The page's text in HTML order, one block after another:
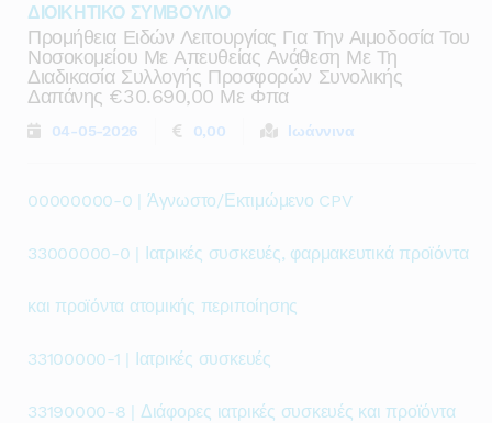
ΔΙΟΙΚΗΤΙΚΟ ΣΥΜΒΟΥΛΙΟ
Προμήθεια Ειδών Λειτουργίας Για Την Αιμοδοσία Του
Νοσοκομείου Με Απευθείας Ανάθεση Με Τη
Διαδικασία Συλλογής Προσφορών Συνολικής
Δαπάνης €30.690,00 Με Φπα
04-05-2026 0,00 Ιωάννινα
00000000-0 | Άγνωστο/Εκτιμώμενο CPV
33000000-0 | Ιατρικές συσκευές, φαρμακευτικά προϊόντα
και προϊόντα ατομικής περιποίησης
33100000-1 | Ιατρικές συσκευές
33190000-8 | Διάφορες ιατρικές συσκευές και προϊόντα